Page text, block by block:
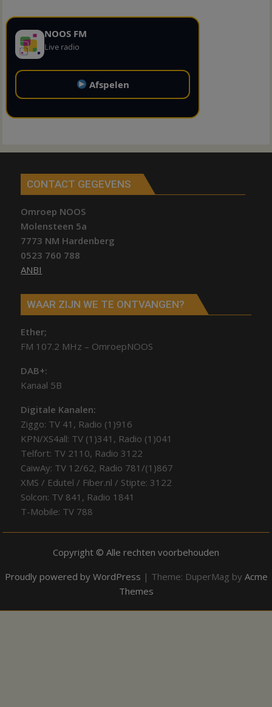
NOOS FM
Live radio
Afspelen
CONTACT GEGEVENS
Omroep NOOS
Molensteen 5a
7773 NM Hardenberg
0523 760 788
ANBI
WAAR ZIJN WE TE ONTVANGEN?
Ether;
FM 107.2 MHz – OmroepNOOS
DAB+:
Kanaal 5B
Digitale Kanalen:
Ziggo: TV 41, Radio (1)916
KPN/XS4all: TV (1)341, Radio (1)041
Telfort: TV 2110, Radio 3122
CaiwAy: TV 12/62, Radio 781/(1)867
XMS / Edutel / Fiber.nl / Stipte: 3122
Solcon: TV 841, Radio 1841
T-Mobile: TV 788
Copyright © Alle rechten voorbehouden
Proudly powered by WordPress | Theme: DuperMag by Acme
Themes